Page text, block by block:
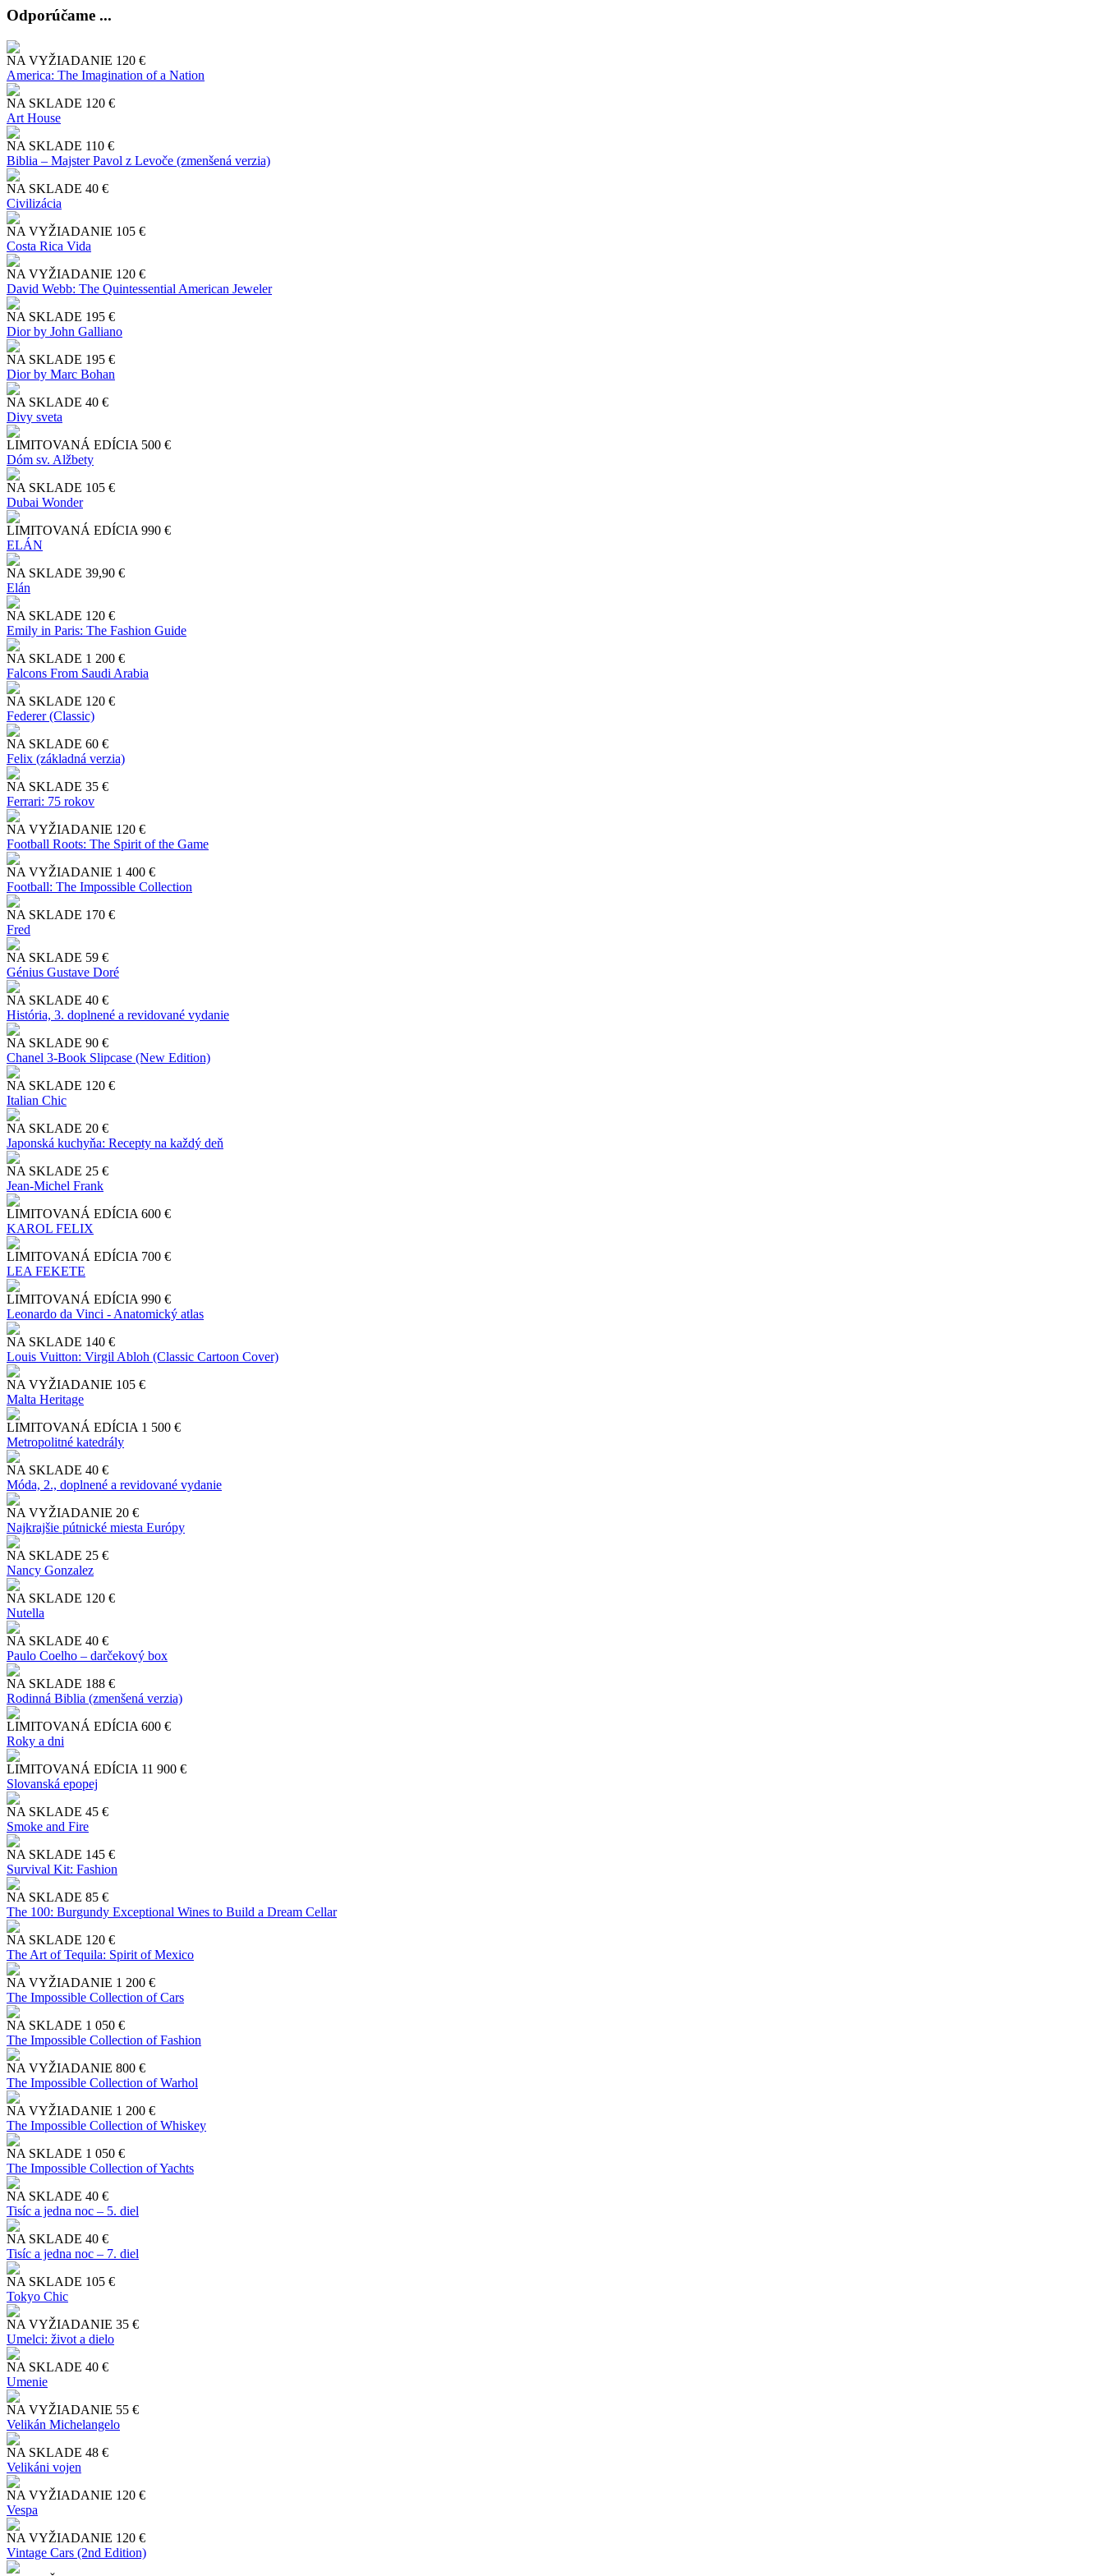
Odporúčame ...
NA VYŽIADANIE 120 €
America: The Imagination of a Nation
NA SKLADE 120 €
Art House
NA SKLADE 110 €
Biblia – Majster Pavol z Levoče (zmenšená verzia)
NA SKLADE 40 €
Civilizácia
NA VYŽIADANIE 105 €
Costa Rica Vida
NA VYŽIADANIE 120 €
David Webb: The Quintessential American Jeweler
NA SKLADE 195 €
Dior by John Galliano
NA SKLADE 195 €
Dior by Marc Bohan
NA SKLADE 40 €
Divy sveta
LIMITOVANÁ EDÍCIA 500 €
Dóm sv. Alžbety
NA SKLADE 105 €
Dubai Wonder
LIMITOVANÁ EDÍCIA 990 €
ELÁN
NA SKLADE 39,90 €
Elán
NA SKLADE 120 €
Emily in Paris: The Fashion Guide
NA SKLADE 1 200 €
Falcons From Saudi Arabia
NA SKLADE 120 €
Federer (Classic)
NA SKLADE 60 €
Felix (základná verzia)
NA SKLADE 35 €
Ferrari: 75 rokov
NA VYŽIADANIE 120 €
Football Roots: The Spirit of the Game
NA VYŽIADANIE 1 400 €
Football: The Impossible Collection
NA SKLADE 170 €
Fred
NA SKLADE 59 €
Génius Gustave Doré
NA SKLADE 40 €
História, 3. doplnené a revidované vydanie
NA SKLADE 90 €
Chanel 3-Book Slipcase (New Edition)
NA SKLADE 120 €
Italian Chic
NA SKLADE 20 €
Japonská kuchyňa: Recepty na každý deň
NA SKLADE 25 €
Jean-Michel Frank
LIMITOVANÁ EDÍCIA 600 €
KAROL FELIX
LIMITOVANÁ EDÍCIA 700 €
LEA FEKETE
LIMITOVANÁ EDÍCIA 990 €
Leonardo da Vinci - Anatomický atlas
NA SKLADE 140 €
Louis Vuitton: Virgil Abloh (Classic Cartoon Cover)
NA VYŽIADANIE 105 €
Malta Heritage
LIMITOVANÁ EDÍCIA 1 500 €
Metropolitné katedrály
NA SKLADE 40 €
Móda, 2., doplnené a revidované vydanie
NA VYŽIADANIE 20 €
Najkrajšie pútnické miesta Európy
NA SKLADE 25 €
Nancy Gonzalez
NA SKLADE 120 €
Nutella
NA SKLADE 40 €
Paulo Coelho – darčekový box
NA SKLADE 188 €
Rodinná Biblia (zmenšená verzia)
LIMITOVANÁ EDÍCIA 600 €
Roky a dni
LIMITOVANÁ EDÍCIA 11 900 €
Slo​vanská epopej
NA SKLADE 45 €
Smoke and Fire
NA SKLADE 145 €
Survival Kit: Fashion
NA SKLADE 85 €
The 100: Burgundy Exceptional Wines to Build a Dream Cellar
NA SKLADE 120 €
The Art of Tequila: Spirit of Mexico
NA VYŽIADANIE 1 200 €
The Impossible Collection of Cars
NA SKLADE 1 050 €
The Impossible Collection of Fashion
NA VYŽIADANIE 800 €
The Impossible Collection of Warhol
NA VYŽIADANIE 1 200 €
The Impossible Collection of Whiskey
NA SKLADE 1 050 €
The Impossible Collection of Yachts
NA SKLADE 40 €
Tisíc a jedna noc – 5. diel
NA SKLADE 40 €
Tisíc a jedna noc – 7. diel
NA SKLADE 105 €
Tokyo Chic
NA VYŽIADANIE 35 €
Umelci: život a dielo
NA SKLADE 40 €
Umenie
NA VYŽIADANIE 55 €
Velikán Michelangelo
NA SKLADE 48 €
Velikáni vojen
NA VYŽIADANIE 120 €
Vespa
NA VYŽIADANIE 120 €
Vintage Cars (2nd Edition)